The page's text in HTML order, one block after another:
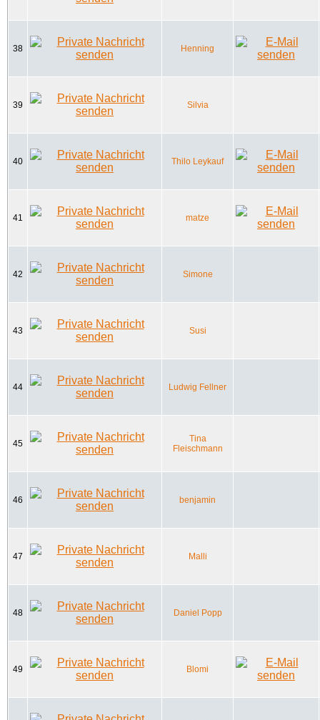
38 Henning
39 Silvia
40 Thilo Leykauf
41 matze
42 Simone
43 Susi
44 Ludwig Fellner
45
Tina
Fleischmann
46 benjamin
47 Malli
48 Daniel Popp
49 Blomi